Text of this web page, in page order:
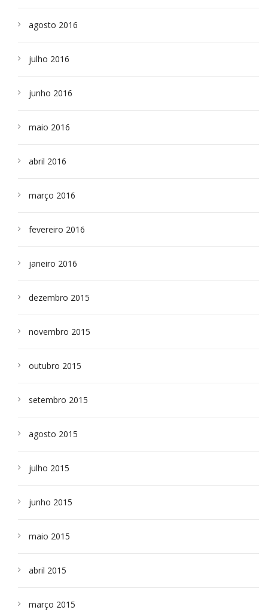
agosto 2016
julho 2016
junho 2016
maio 2016
abril 2016
março 2016
fevereiro 2016
janeiro 2016
dezembro 2015
novembro 2015
outubro 2015
setembro 2015
agosto 2015
julho 2015
junho 2015
maio 2015
abril 2015
março 2015